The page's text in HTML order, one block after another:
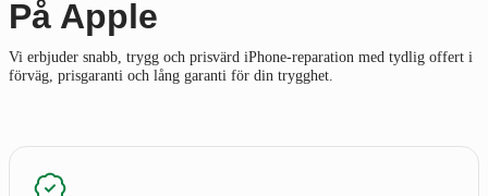
På Apple
Vi erbjuder snabb, trygg och prisvärd iPhone-reparation med tydlig offert i
förväg, prisgaranti och lång garanti för din trygghet.